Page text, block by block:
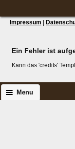
Impressum
Ein Fehler ist
Kann das 'credits'
Menu